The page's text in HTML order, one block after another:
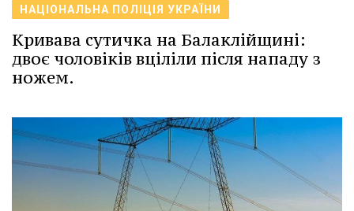
НАЦІОНАЛЬНА ПОЛІЦІЯ УКРАЇНИ
Кривава сутичка на Балаклійщині:
двоє чоловіків вціліли після нападу з
ножем.